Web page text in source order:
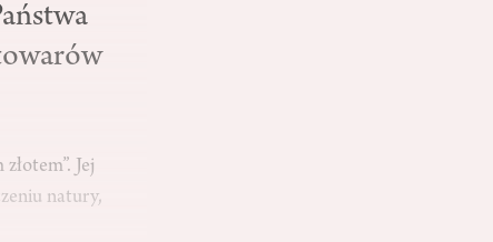
Jej
natury,